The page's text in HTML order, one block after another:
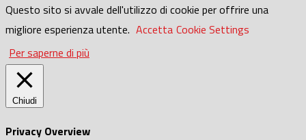
Questo sito si avvale dell'utilizzo di cookie per offrire una
migliore esperienza utente. Accetta Cookie Settings
Per saperne di più
Chiudi
Privacy Overview